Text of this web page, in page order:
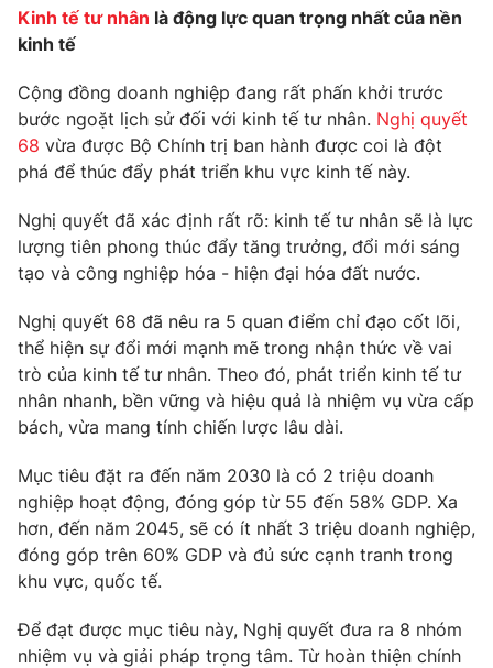
Câu chuyện quốc tế
Thị trường
Góc doanh nghiệp
Dữ liệu và đời sống
Phim VTV
Hậu trường
Nhân vật
Khán giả
Giải trí
Điện ảnh
Âm nhạc
Sao
Du lịch
Chất lượng cuộc sống
Giáo dục
Tuyển sinh
Học trực tuyến
Công nghệ
Hitech Công nghệ tương lai
Sản phẩm
Thị trường
Tư vấn
Giao lưu trực tuyến
Chuyên mục khác
Emagazine
Photo Infographic
Kinh tế tư nhân là động lực quan trọng nhất của nền
kinh tế
Cộng đồng doanh nghiệp đang rất phấn khởi trước
bước ngoặt lịch sử đối với kinh tế tư nhân. Nghị quyết
68 vừa được Bộ Chính trị ban hành được coi là đột
phá để thúc đẩy phát triển khu vực kinh tế này.
Nghị quyết đã xác định rất rõ: kinh tế tư nhân sẽ là lực
lượng tiên phong thúc đẩy tăng trưởng, đổi mới sáng
tạo và công nghiệp hóa - hiện đại hóa đất nước.
Nghị quyết 68 đã nêu ra 5 quan điểm chỉ đạo cốt lõi,
thể hiện sự đổi mới mạnh mẽ trong nhận thức về vai
trò của kinh tế tư nhân. Theo đó, phát triển kinh tế tư
nhân nhanh, bền vững và hiệu quả là nhiệm vụ vừa cấp
bách, vừa mang tính chiến lược lâu dài.
Mục tiêu đặt ra đến năm 2030 là có 2 triệu doanh
nghiệp hoạt động, đóng góp từ 55 đến 58% GDP. Xa
hơn, đến năm 2045, sẽ có ít nhất 3 triệu doanh nghiệp,
đóng góp trên 60% GDP và đủ sức cạnh tranh trong
khu vực, quốc tế.
Để đạt được mục tiêu này, Nghị quyết đưa ra 8 nhóm
nhiệm vụ và giải pháp trọng tâm. Từ hoàn thiện chính